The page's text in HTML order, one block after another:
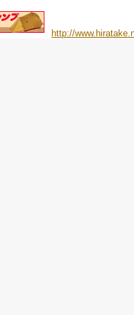
http://